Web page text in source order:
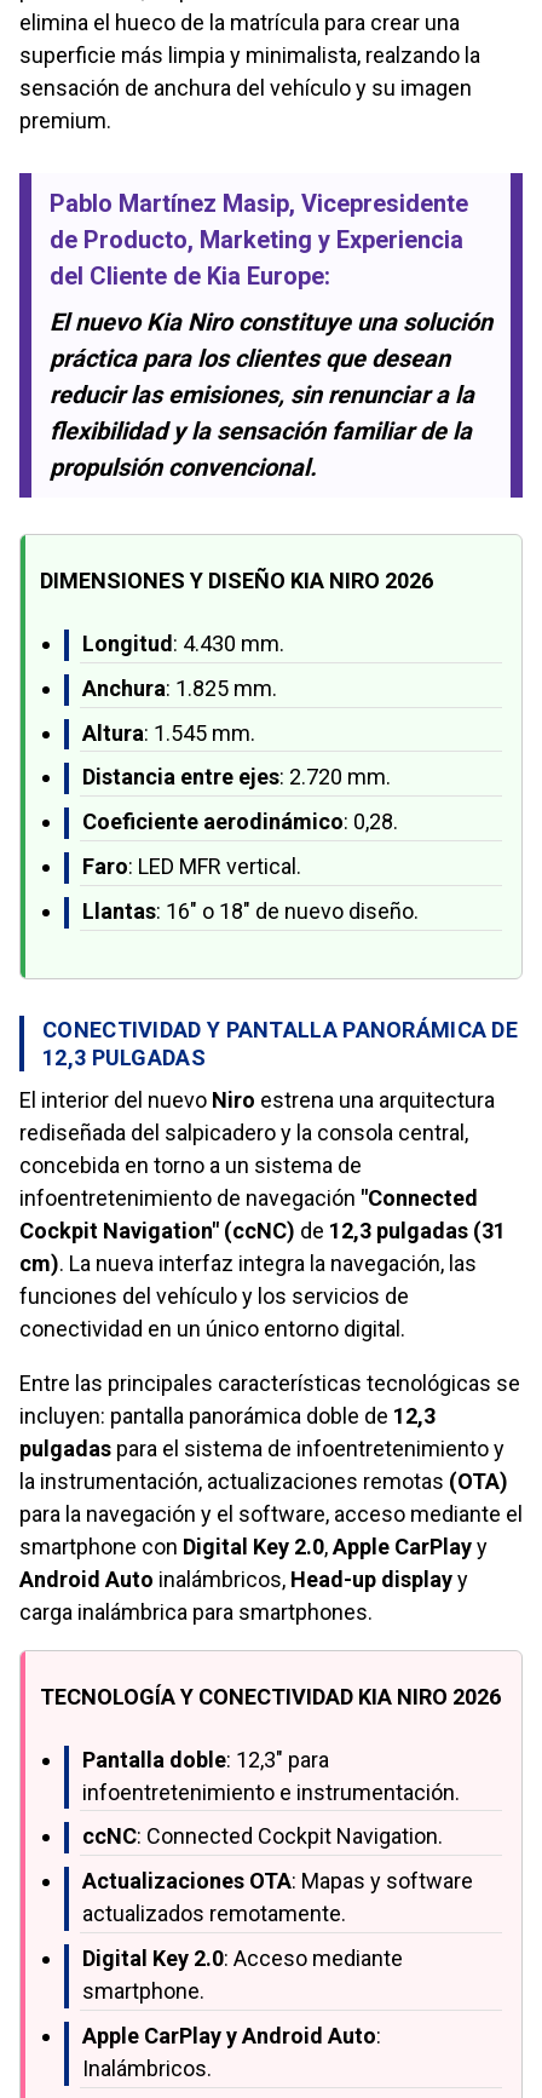
elimina el hueco de la matrícula para crear una
superficie más limpia y minimalista, realzando la
sensación de anchura del vehículo y su imagen
premium.
Pablo Martínez Masip, Vicepresidente
de Producto, Marketing y Experiencia
del Cliente de Kia Europe:
El nuevo Kia Niro constituye una solución
práctica para los clientes que desean
reducir las emisiones, sin renunciar a la
flexibilidad y la sensación familiar de la
propulsión convencional.
DIMENSIONES Y DISEÑO KIA NIRO 2026
Longitud : 4.430 mm.
Anchura: 1.825 mm.
Altura: 1.545 mm.
Distancia entre ejes: 2.720 mm.
Coeficiente aerodinámico: 0,28.
Faro: LED MFR vertical.
Llantas: 16" o 18" de nuevo diseño.
CONECTIVIDAD Y PANTALLA PANORÁMICA DE
12,3 PULGADAS
El interior del nuevo Niro estrena una arquitectura
rediseñada del salpicadero y la consola central,
concebida en torno a un sistema de
infoentretenimiento de navegación "Connected
Cockpit Navigation" (ccNC) de 12,3 pulgadas (31
cm). La nueva interfaz integra la navegación, las
funciones del vehículo y los servicios de
conectividad en un único entorno digital.
Entre las principales características tecnológicas se
incluyen: pantalla panorámica doble de 12,3
pulgadas para el sistema de infoentretenimiento y
la instrumentación, actualizaciones remotas (OTA)
para la navegación y el software, acceso mediante el
smartphone con Digital Key 2.0,Apple CarPlayy
Android Auto inalámbricos, Head-up displayy
carga inalámbrica para smartphones.
TECNOLOGÍA Y CONECTIVIDAD KIA NIRO 2026
Pantalla doble: 12,3" para
infoentretenimiento e instrumentación.
ccNC: Connected Cockpit Navigation.
Actualizaciones OTA: Mapas y software
actualizados remotamente.
Digital Key 2.0: Acceso mediante
smartphone.
Apple CarPlay y Android Auto:
Inalámbricos.